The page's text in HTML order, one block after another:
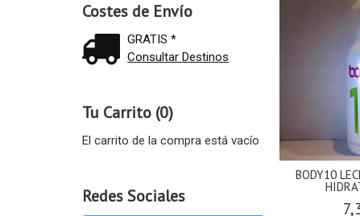
Costes de Envío
GRATIS *
Consultar Destinos
Tu Carrito (0)
El carrito de la compra está vacío
Redes Sociales
BODY10